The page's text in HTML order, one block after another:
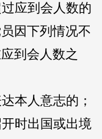
应到会人数的
因下列情况不
到会人数之
本人意志的；
时出国或出境